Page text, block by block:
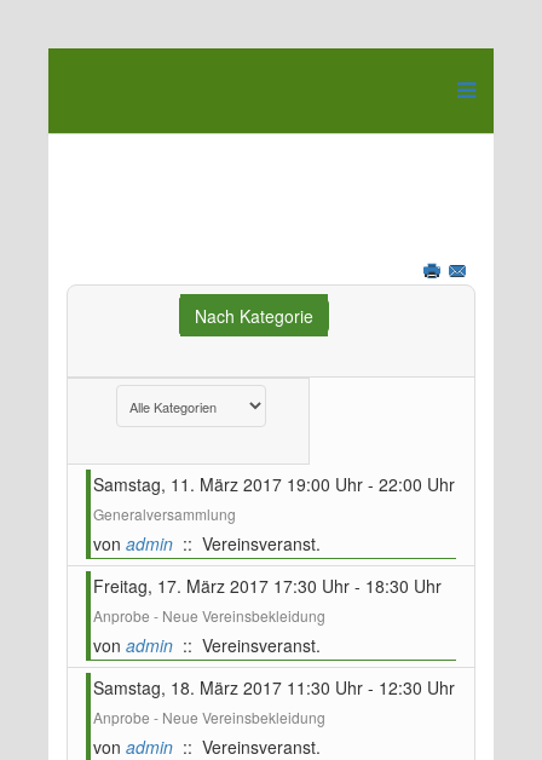
Nach Kategorie
Samstag, 11. März 2017 19:00 Uhr - 22:00 Uhr
Generalversammlung
von admin :: Vereinsveranst.
Freitag, 17. März 2017 17:30 Uhr - 18:30 Uhr
Anprobe - Neue Vereinsbekleidung
von admin :: Vereinsveranst.
Samstag, 18. März 2017 11:30 Uhr - 12:30 Uhr
Anprobe - Neue Vereinsbekleidung
von admin :: Vereinsveranst.